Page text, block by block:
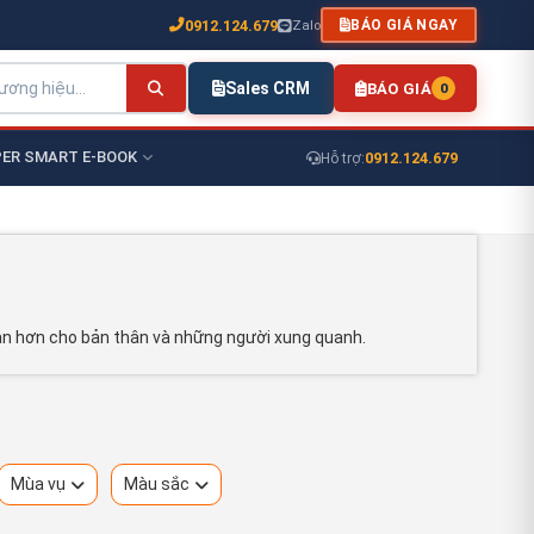
0912.124.679 Zalo BÁO GIÁ NGAY
Sales CRM BÁO GIÁ 0
SMART E-BOOK Hỗ trợ:0912.124.679
hơn cho bản thân và những người xung quanh.
Mùa vụ Màu sắc